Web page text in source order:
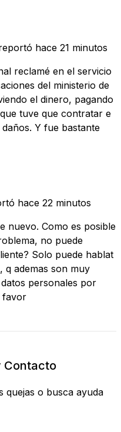
hace 21 minutos
reclamé en el servicio
del ministerio de
el dinero, pagando
tuve que contratar e
Y fue bastante
hace 22 minutos
nuevo. Como es posible
no puede
Solo puede hablat
q ademas son muy
personales por
favor
Contacto
quejas o busca ayuda